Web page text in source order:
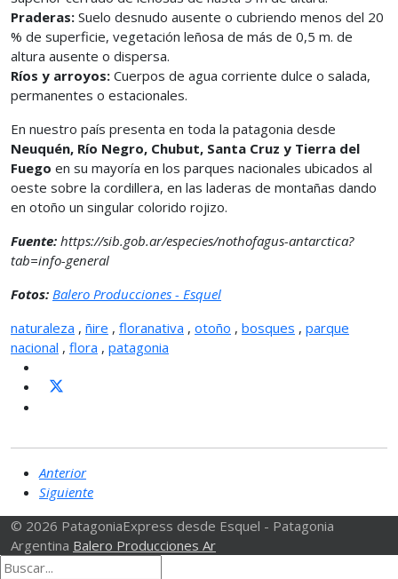
Praderas: Suelo desnudo ausente o cubriendo menos del 20
% de superficie, vegetación leñosa de más de 0,5 m. de
altura ausente o dispersa.
Ríos y arroyos: Cuerpos de agua corriente dulce o salada,
permanentes o estacionales.
En nuestro país presenta en toda la patagonia desde
Neuquén, Río Negro, Chubut, Santa Cruz y Tierra del
Fuego en su mayoría en los parques nacionales ubicados al
oeste sobre la cordillera, en las laderas de montañas dando
en otoño un singular colorido rojizo.
Fuente: https://sib.gob.ar/especies/nothofagus-antarctica?
tab=info-general
Fotos: Balero Producciones - Esquel
naturaleza , ñire , floranativa , otoño , bosques , parque
nacional , flora , patagonia
Anterior
Siguiente
© 2026 PatagoniaExpress desde Esquel - Patagonia
Argentina Balero Producciones Ar